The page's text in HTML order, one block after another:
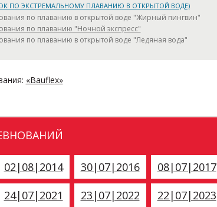
ПО ЭКСТРЕМАЛЬНОМУ ПЛАВАНИЮ В ОТКРЫТОЙ ВОДЕ)
по плаванию в открытой воде "Жирный пингвин"
по плаванию "Ночной экспресс"
по плаванию в открытой воде "Ледяная вода"
«Bauflex»
02|08|2014 30|07|2016 08|07|2017
24|07|2021 23|07|2022 22|07|2023